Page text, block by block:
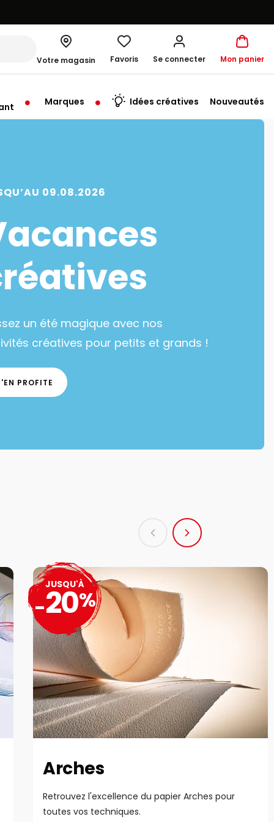
Votre magasin
à 10:00
Favoris Se connecter Mon panier
Marques Idées créatives Nouveautés
09.08.2026
un été magique avec nos
créatives pour petits et grands !
PROFITE
Arches
Retrouvez l'excellence du papier Arches pour
toutes vos techniques.
JUSQU'À
-20%